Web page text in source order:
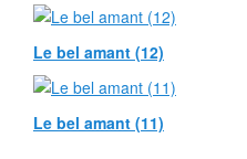
Le bel amant (12)
Le bel amant (11)